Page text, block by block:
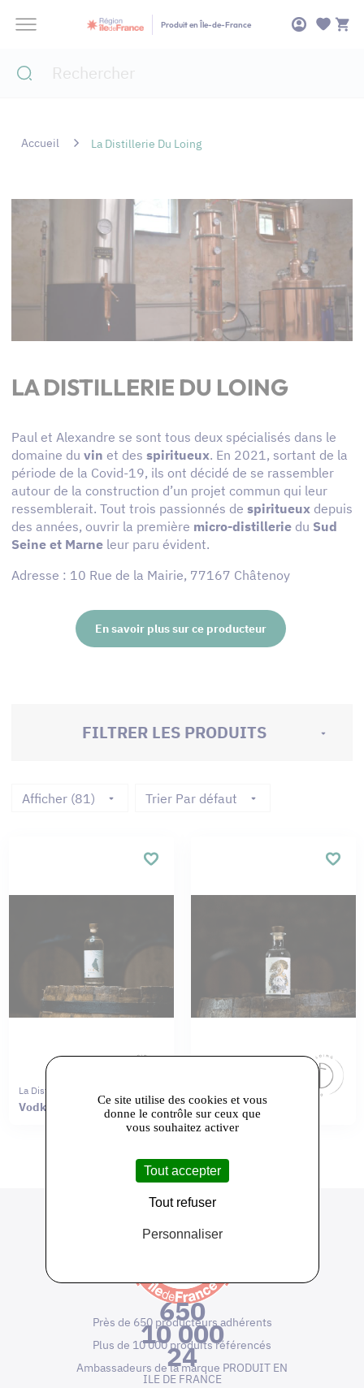
Produit en Île-de-France
Accueil La Distillerie Du Loing
LA DISTILLERIE DU LOING
Paul et Alexandre se sont tous deux spécialisés dans le
domaine du vin et des spiritueux. En 2021, sortant de la
période de la Covid-19, ils ont décidé de se rassembler
autour de la construction d’un projet commun qui leur
ressemblerait. Tout trois passionnés de spiritueux depuis
des années, ouvrir la première micro-distillerie du Sud
Seine et Marne leur paru évident.
Adresse : 10 Rue de la Mairie, 77167 Châtenoy
En savoir plus sur ce producteur
FILTRER LES PRODUITS
Afficher (81) Trier Par défaut
La Distillerie Du Loing
Vodka du Moulin Gin Gréau
650
Près de 650 producteurs adhérents
10 000
Plus de 10 000 produits référencés
24
Ambassadeurs de la marque PRODUIT EN
ILE DE FRANCE
Ce site utilise des cookies et vous
donne le contrôle sur ceux que
vous souhaitez activer
Tout accepter
Tout refuser
Personnaliser